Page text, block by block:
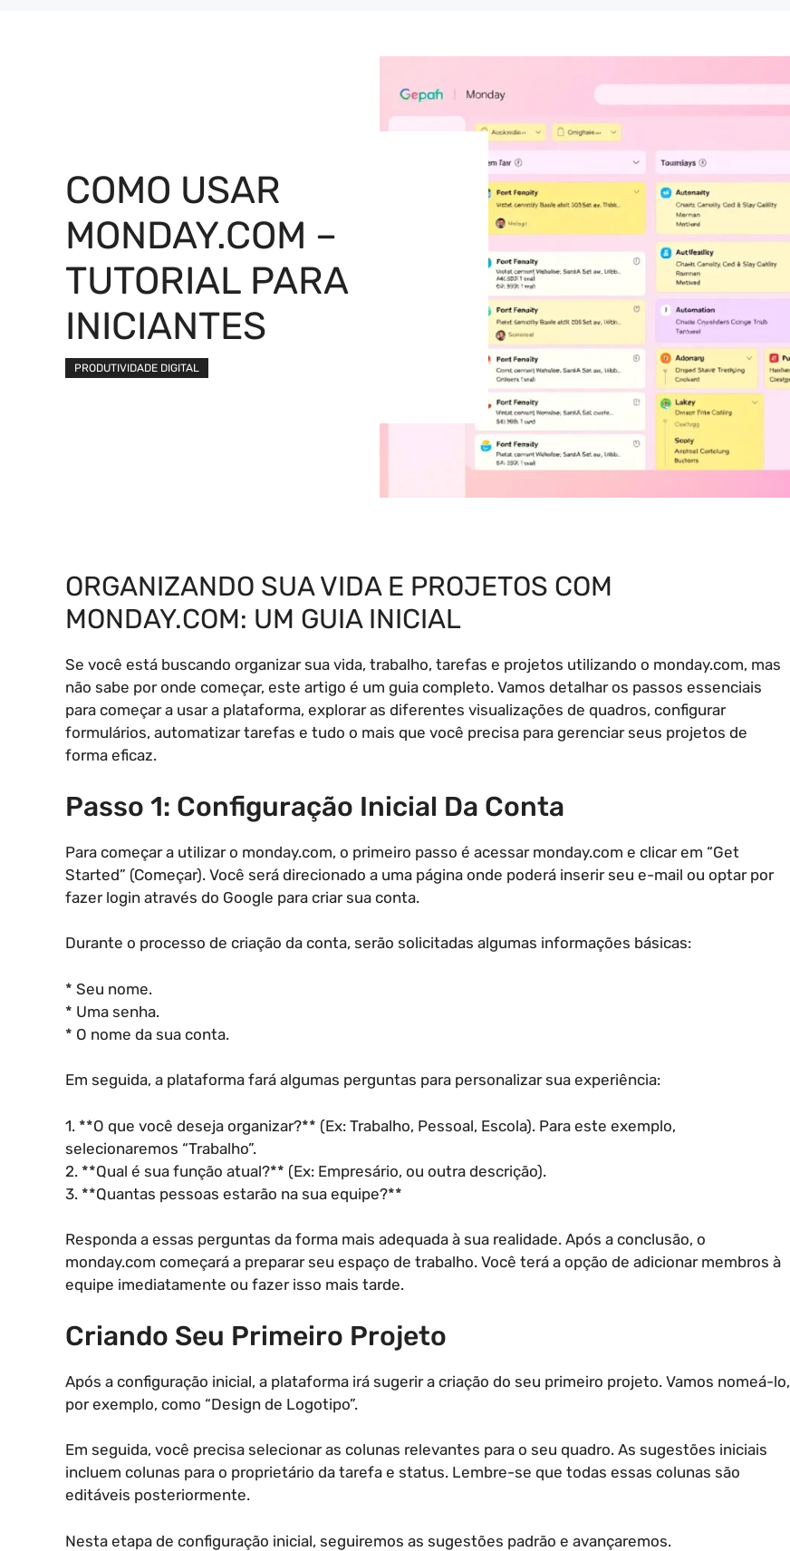
COMO USAR
MONDAY.COM –
TUTORIAL PARA
INICIANTES
PRODUTIVIDADE DIGITAL
ORGANIZANDO SUA VIDA E PROJETOS COM
MONDAY.COM: UM GUIA INICIAL
Se você está buscando organizar sua vida, trabalho, tarefas e projetos utilizando o monday.com, mas
não sabe por onde começar, este artigo é um guia completo. Vamos detalhar os passos essenciais
para começar a usar a plataforma, explorar as diferentes visualizações de quadros, configurar
formulários, automatizar tarefas e tudo o mais que você precisa para gerenciar seus projetos de
forma eficaz.
Passo 1: Configuração Inicial Da Conta
Para começar a utilizar o monday.com, o primeiro passo é acessar monday.com e clicar em “Get
Started” (Começar). Você será direcionado a uma página onde poderá inserir seu e-mail ou optar por
fazer login através do Google para criar sua conta.
Durante o processo de criação da conta, serão solicitadas algumas informações básicas:
* Seu nome.
* Uma senha.
* O nome da sua conta.
Em seguida, a plataforma fará algumas perguntas para personalizar sua experiência:
1. **O que você deseja organizar?** (Ex: Trabalho, Pessoal, Escola). Para este exemplo,
selecionaremos “Trabalho”.
2. **Qual é sua função atual?** (Ex: Empresário, ou outra descrição).
3. **Quantas pessoas estarão na sua equipe?**
Responda a essas perguntas da forma mais adequada à sua realidade. Após a conclusão, o
monday.com começará a preparar seu espaço de trabalho. Você terá a opção de adicionar membros à
equipe imediatamente ou fazer isso mais tarde.
Criando Seu Primeiro Projeto
Após a configuração inicial, a plataforma irá sugerir a criação do seu primeiro projeto. Vamos nomeá-lo,
por exemplo, como “Design de Logotipo”.
Em seguida, você precisa selecionar as colunas relevantes para o seu quadro. As sugestões iniciais
incluem colunas para o proprietário da tarefa e status. Lembre-se que todas essas colunas são
editáveis posteriormente.
Nesta etapa de configuração inicial, seguiremos as sugestões padrão e avançaremos.